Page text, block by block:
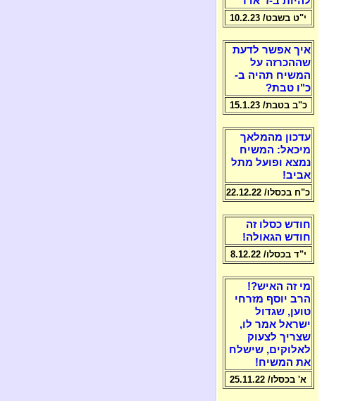
י"ט בשבט/ 10.2.23
איך אפשר לדעת
שההכרזה על
המשיח תהיה ב-
כ"ו טבת?
כ"ב בטבת/ 15.1.23
עדכון מהמלאך
מיכאל: המשיח
נמצא ופועל מתל
אביב!
כ"ח בכסלו/ 22.12.22
חודש כסלו זה
חודש הגאולה!
י"ד בכסלו/ 8.12.22
מי זה האיש?!
הרב יוסף מזרחי
טוען, שגדול
ישראל אמר לו,
שצריך לצעוק
לאלוקים, שישלח
את המשיח!
א' בכסלו/ 25.11.22